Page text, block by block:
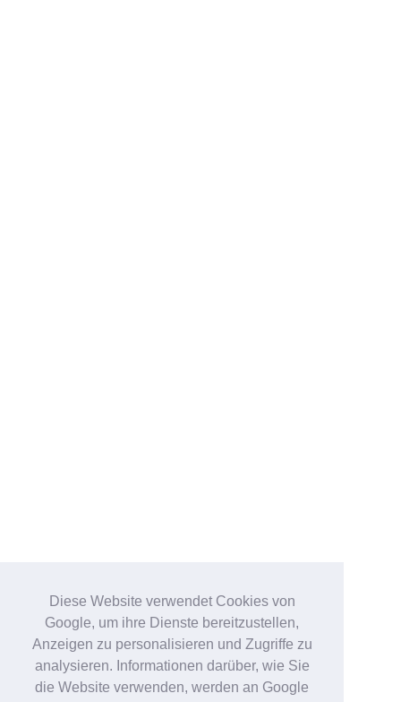
Diese Website verwendet Cookies von
Google, um ihre Dienste bereitzustellen,
Anzeigen zu personalisieren und Zugriffe zu
analysieren. Informationen darüber, wie Sie
die Website verwenden, werden an Google